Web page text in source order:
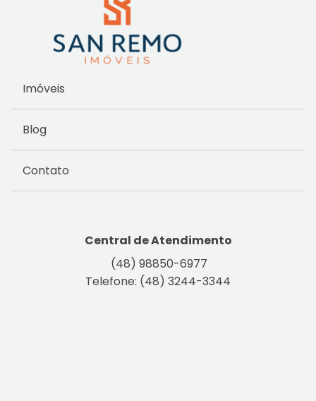
Imóveis
Blog
Contato
Central de Atendimento
(48) 98850-6977
Telefone: (48) 3244-3344